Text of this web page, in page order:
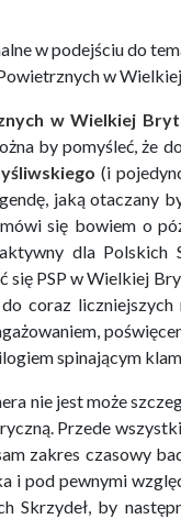
w podejściu do
w
w Wielkiej
by pomyśleć, że
(i
jaką otaczany
się bowiem o
dla Polskich
się PSP w Wielkiej
coraz
spinającym
nie jest może
Przede
zakres czasowy
i pod pewnymi
Skrzydeł, by